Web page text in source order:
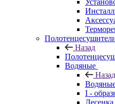
Назад
Водяные
Назад
I -
Лесенка